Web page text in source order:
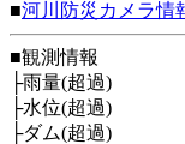
■河川防災カメラ情
■観測情報
├雨量(超過)
├水位(超過)
├ダム(超過)